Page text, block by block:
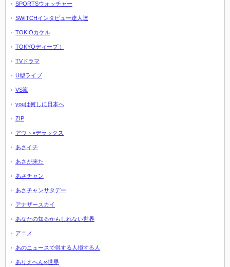
SPORTSウォッチャー
SWITCHインタビュー達人達
TOKIOカケル
TOKYOディープ！
TVドラマ
U型ライブ
VS嵐
youは何しに日本へ
ZIP
アウト×デラックス
あさイチ
あさが来た
あさチャン
あさチャンサタデー
アナザースカイ
あなたの知るかもしれない世界
アニメ
あのニュースで得する人損する人
ありえへん∞世界